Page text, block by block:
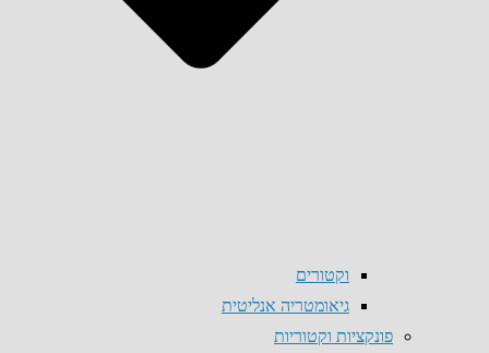
וקטורים
גיאומטריה אנליטית
פונקציות וקטוריות